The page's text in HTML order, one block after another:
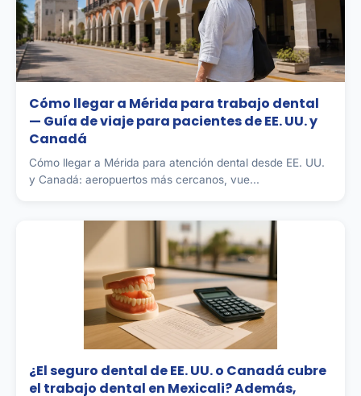
Cómo llegar a Mérida para trabajo dental
— Guía de viaje para pacientes de EE. UU. y
Canadá
Cómo llegar a Mérida para atención dental desde EE. UU.
y Canadá: aeropuertos más cercanos, vue...
¿El seguro dental de EE. UU. o Canadá cubre
el trabajo dental en Mexicali? Además,